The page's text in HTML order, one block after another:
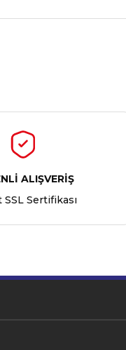
ALIŞVERİŞ
SSL Sertifikası